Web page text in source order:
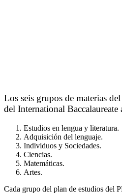
Los seis grupos de materias
del International Baccalaureate
Estudios en lengua y literatura.
Adquisición del lenguaje.
Individuos y Sociedades.
Ciencias.
Matemáticas.
Artes.
Cada grupo del plan de estudios del